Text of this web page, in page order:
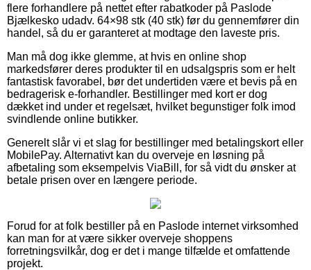
flere forhandlere på nettet efter rabatkoder på Paslode
Bjælkesko udadv. 64×98 stk (40 stk) før du gennemfører din
handel, så du er garanteret at modtage den laveste pris.
Man må dog ikke glemme, at hvis en online shop
markedsfører deres produkter til en udsalgspris som er helt
fantastisk favorabel, bør det undertiden være et bevis på en
bedragerisk e-forhandler. Bestillinger med kort er dog
dækket ind under et regelsæt, hvilket begunstiger folk imod
svindlende online butikker.
Generelt slår vi et slag for bestillinger med betalingskort eller
MobilePay. Alternativt kan du overveje en løsning på
afbetaling som eksempelvis ViaBill, for så vidt du ønsker at
betale prisen over en længere periode.
Forud for at folk bestiller på en Paslode internet virksomhed
kan man for at være sikker overveje shoppens
forretningsvilkår, dog er det i mange tilfælde et omfattende
projekt.